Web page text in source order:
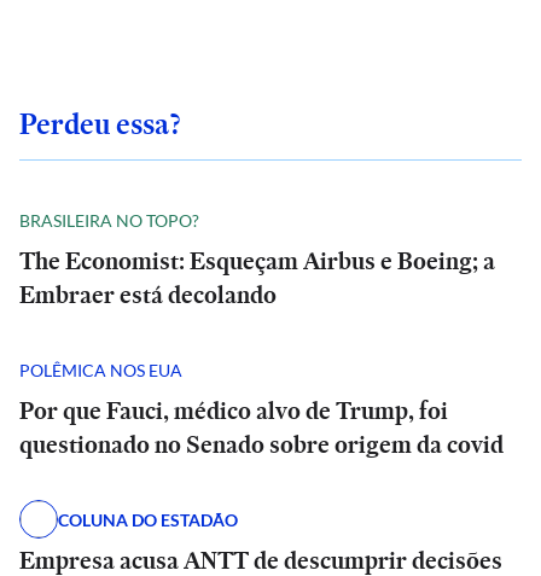
Perdeu essa?
BRASILEIRA NO TOPO?
The Economist: Esqueçam Airbus e Boeing; a
Embraer está decolando
POLÊMICA NOS EUA
Por que Fauci, médico alvo de Trump, foi
questionado no Senado sobre origem da covid
COLUNA DO ESTADÃO
Empresa acusa ANTT de descumprir decisões